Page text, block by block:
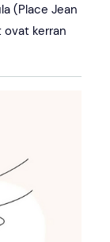
(Place Jean
kerran